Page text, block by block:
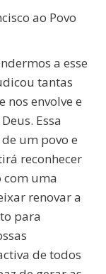
ao Povo
a esse
tantas
nos envolve e
Essa
um povo e
reconhecer
com uma
renovar a
para
de todos